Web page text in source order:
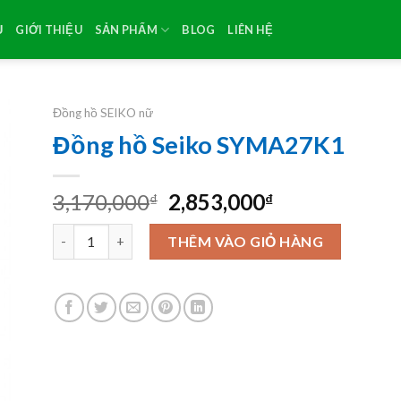
GIỚI THIỆU SẢN PHẨM BLOG LIÊN HỆ
Đồng hồ SEIKO nữ
Đồng hồ Seiko SYMA27K1
3,170,000₫ Original
price
was:
3,170,000₫.
2,853,000₫Current
price
is:
2,853,000₫.
Đồng hồ Seiko SYMA27K1 số lượng
THÊM VÀO GIỎ HÀNG